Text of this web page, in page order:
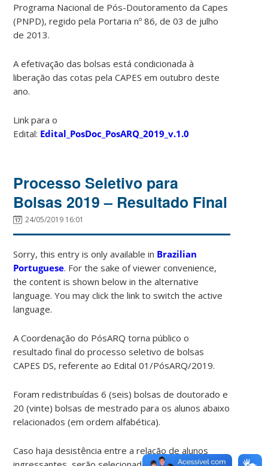
Programa Nacional de Pós-Doutoramento da Capes
(PNPD), regido pela Portaria nº 86, de 03 de julho
de 2013.
A efetivação das bolsas está condicionada à
liberação das cotas pela CAPES em outubro deste
ano.
Link para o
Edital: Edital_PosDoc_PosARQ_2019_v.1.0
Processo Seletivo para
Bolsas 2019 – Resultado Final
24/05/2019 16:01
Sorry, this entry is only available in Brazilian
Portuguese. For the sake of viewer convenience,
the content is shown below in the alternative
language. You may click the link to switch the active
language.
A Coordenação do PósARQ torna público o
resultado final do processo seletivo de bolsas
CAPES DS, referente ao Edital 01/PósARQ/2019.
Foram redistribuídas 6 (seis) bolsas de doutorado e
20 (vinte) bolsas de mestrado para os alunos abaixo
relacionados (em ordem alfabética).
Caso haja desistência entre a relação de alunos